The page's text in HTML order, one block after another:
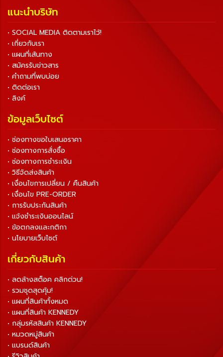
แนะนำบริษัท
• SOCIAL MEDIA ติดตามเราไว้!
• เกี่ยวกับเรา
• แผนที่เส้นทาง
• สมัครรับข่าวสาร
• คำถามที่พบบ่อย
• ติดต่อเรา
• ลิงค์
ข้อมูลเว็บไซต์
• ช่องทางขอใบเสนอราคา
• ช่องทางการสั่งซื้อ
• ช่องทางการชำระเงิน
• วิธีจัดส่งสินค้า
• เงื่อนไขการเปลี่ยน / คืนสินค้า
• เงื่อนไข PRE-ORDER
• การรับประกันสินค้า
• แจ้งชำระเงินออนไลน์
• ข้อตกลงและกติกา
• นโยบายเว็บไซต์
เกี่ยวกับสินค้า
• ลดล้างสต็อค คลิกด่วน!
• รวมชุดสุดคุ้ม!
• แผนที่สินค้าทั้งหมด
• แผนที่สินค้า KENNEDY
• กลุ่มรหัสสินค้า KENNEDY
• หมวดหมู่สินค้า
• แบรนด์สินค้า